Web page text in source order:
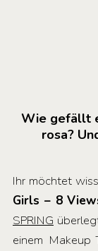
Wie gefällt
rosa?
Ihr möchtet
Girls – 8
SPRING
einem